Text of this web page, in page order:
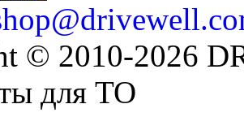
© 2010-2026
для ТО